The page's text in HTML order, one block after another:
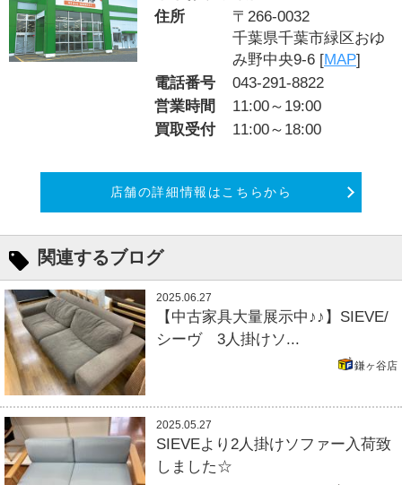
住所
〒266-0032
千葉県千葉市緑区おゆ
み野中央9-6 [MAP]
電話番号
043-291-8822
営業時間
11:00～19:00
買取受付
11:00～18:00
店舗の詳細情報はこちらから
関連するブログ
2025.06.27
【中古家具大量展示中♪♪】SIEVE/
シーヴ 3人掛けソ...
鎌ヶ谷店
2025.05.27
SIEVEより2人掛けソファー入荷致
しました☆